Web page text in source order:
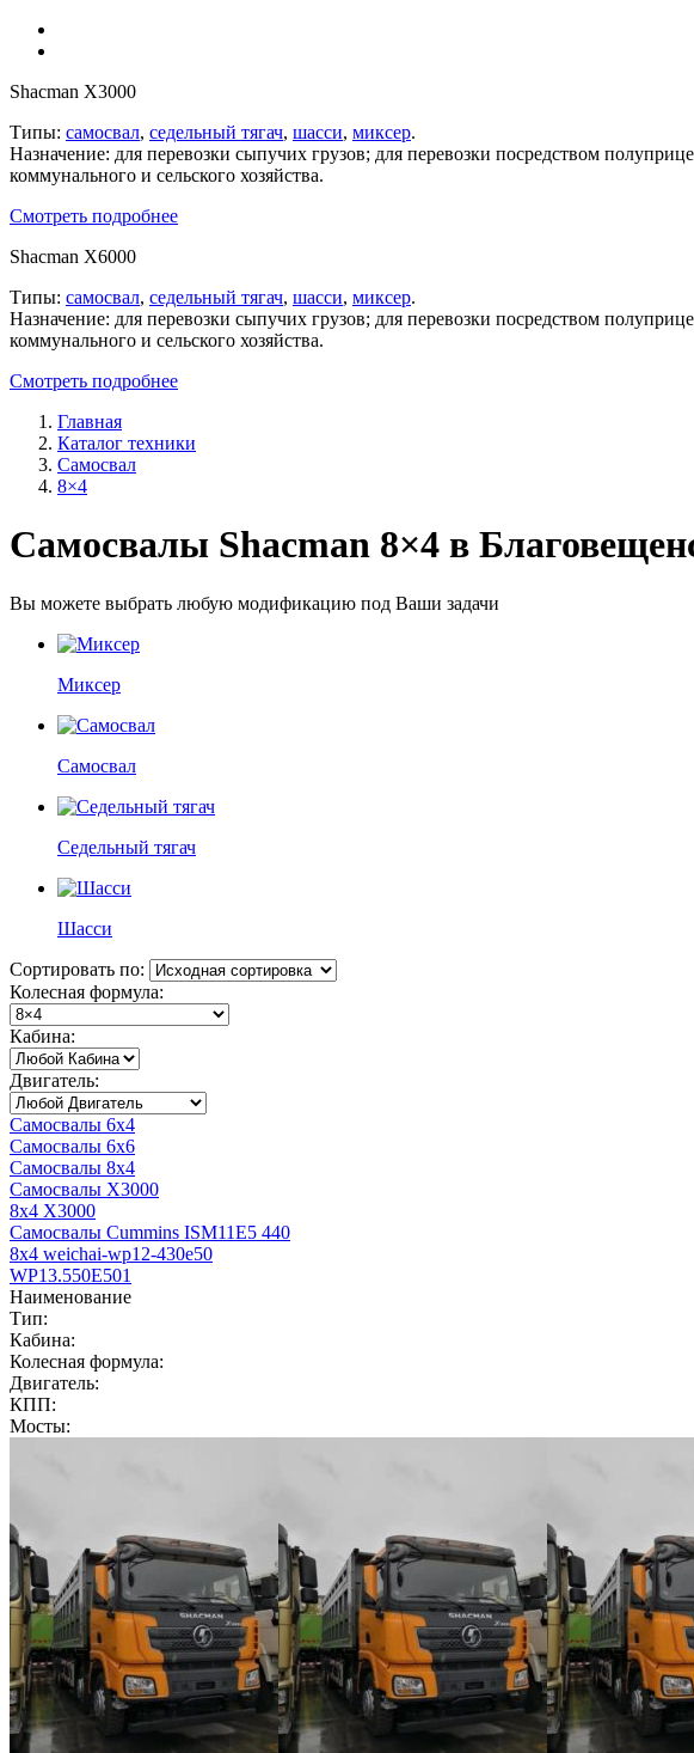
Shacman X3000
Типы: самосвал, седельный тягач, шасси, миксер.
Назначение: для перевозки сыпучих грузов; для перевозки посредством
коммунального и сельского хозяйства.
Смотреть подробнее
Shacman X6000
Типы: самосвал, седельный тягач, шасси, миксер.
Назначение: для перевозки сыпучих грузов; для перевозки посредством
коммунального и сельского хозяйства.
Смотреть подробнее
Главная
Каталог техники
Самосвал
8×4
Самосвалы Shacman 8×4 в
Вы можете выбрать любую модификацию под Ваши задачи
Миксер
Самосвал
Седельный тягач
Шасси
Сортировать по:
Колесная формула:
Кабина:
Двигатель:
Самосвалы 6x4
Самосвалы 6x6
Самосвалы 8x4
Самосвалы X3000
8x4 X3000
Самосвалы Cummins ISM11E5 440
8x4 weichai-wp12-430e50
WP13.550E501
Наименование
Тип:
Кабина:
Колесная формула:
Двигатель:
КПП:
Мосты: